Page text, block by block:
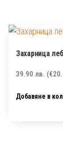
Захарница
39.90лв.
Добавяне в